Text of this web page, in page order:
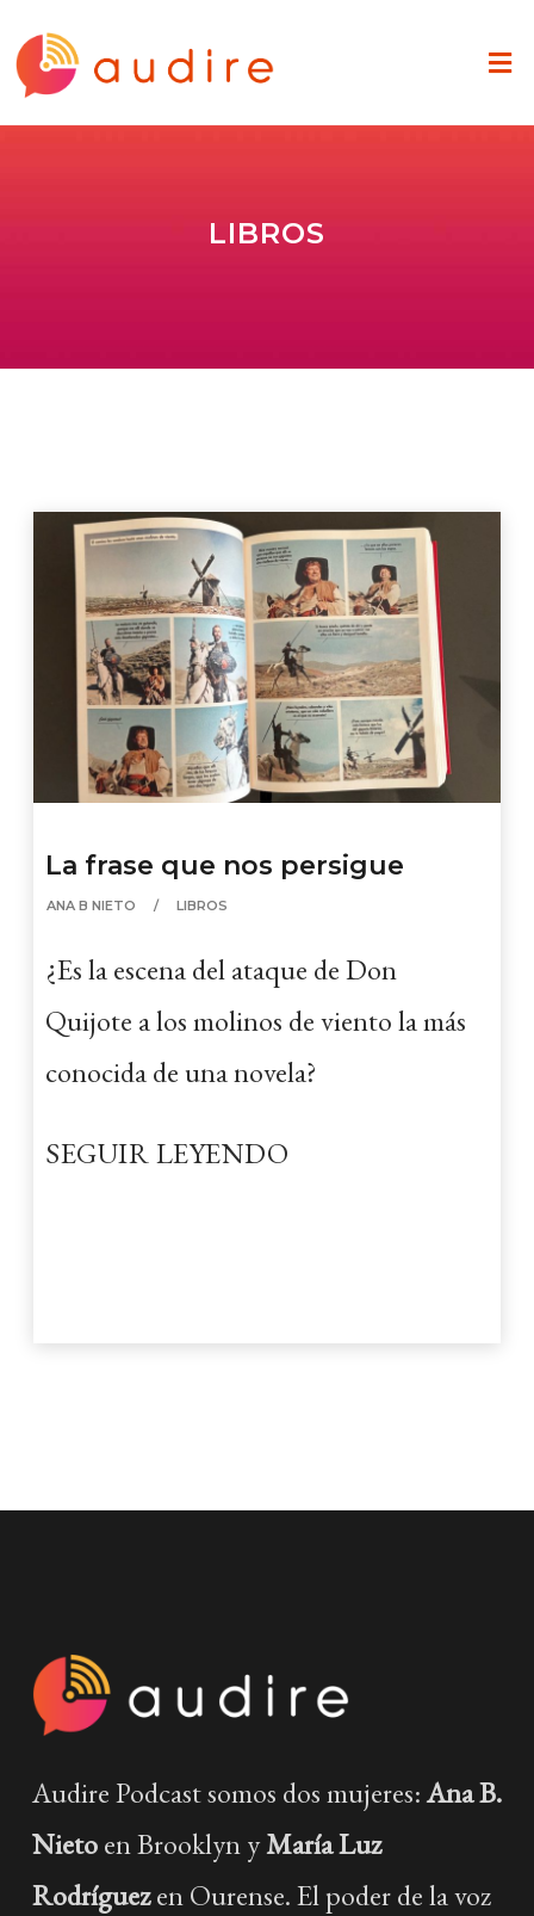
LIBROS
La frase que nos persigue
ANA B NIETO LIBROS
¿Es la escena del ataque de Don
Quijote a los molinos de viento la más
conocida de una novela?
SEGUIR LEYENDO
Audire Podcast somos dos mujeres:Ana B.
Nietoen Brooklyn yMaría Luz
Rodríguezen Ourense. El poder de la voz